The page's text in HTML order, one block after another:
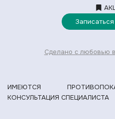
Сделано с любовью
ИМЕЮТСЯ
КОНСУЛЬТАЦИЯ СПЕЦИАЛИСТА